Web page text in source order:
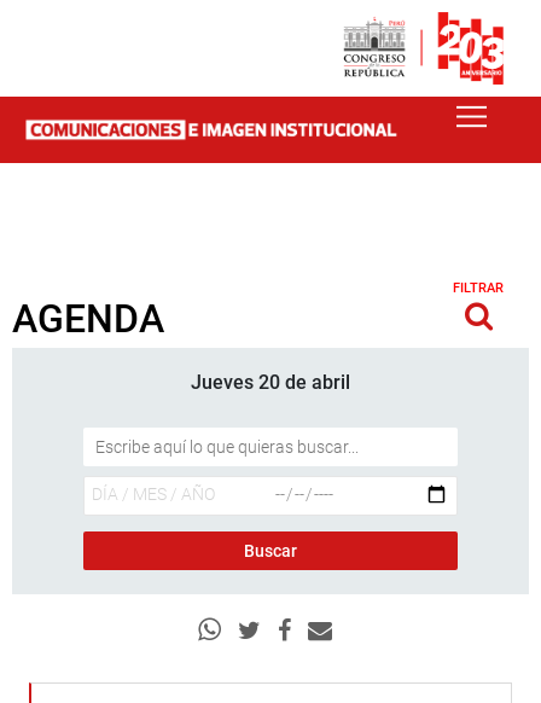
AGENDA
FILTRAR
Jueves 20 de abril